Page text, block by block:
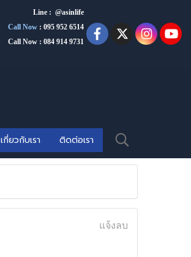
Line : @asinlife
Call Now : 095 952 6514
Call Now : 084 914 9731
เกี่ยวกับเรา ติดต่อเรา
แจ้งลบ